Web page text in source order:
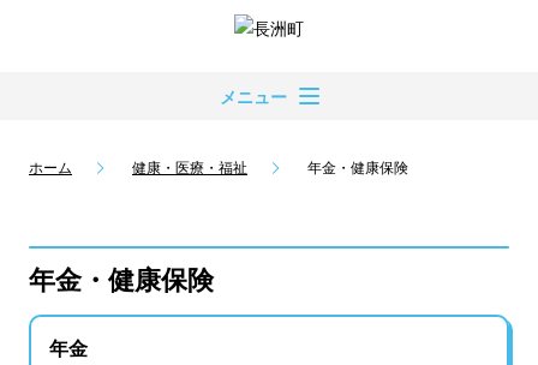
メニュー
ホーム 健康・医療・福祉 年金・健康保険
年金・健康保険
年金